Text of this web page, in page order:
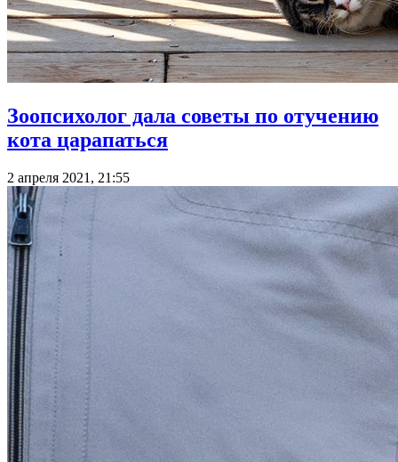
Зоопсихолог дала советы по отучению
кота царапаться
2 апреля 2021, 21:55